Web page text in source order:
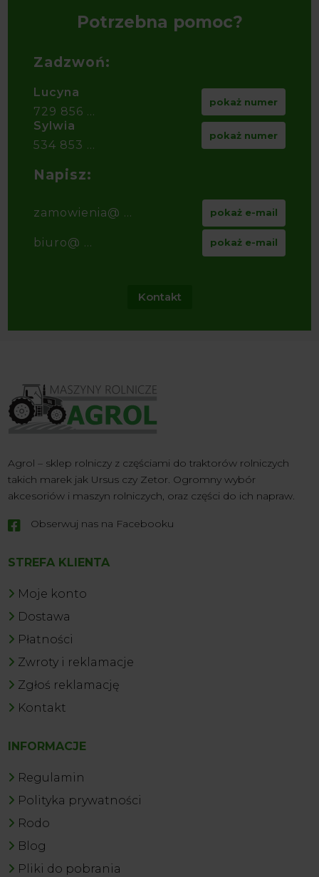
Potrzebna pomoc?
Zadzwoń:
Lucyna
729 856 ...
pokaż numer
Sylwia
534 853 ...
pokaż numer
Napisz:
zamowienia@ ... pokaż e-mail
biuro@ ... pokaż e-mail
Kontakt
Agrol – sklep rolniczy z częściami do traktorów rolniczych
takich marek jak Ursus czy Zetor. Ogromny wybór
akcesoriów i maszyn rolniczych, oraz części do ich napraw.
 Obserwuj nas na Facebooku
STREFA KLIENTA
Moje konto
Dostawa
Płatności
Zwroty i reklamacje
Zgłoś reklamację
Kontakt
INFORMACJE
Regulamin
Polityka prywatności
Rodo
Blog
Pliki do pobrania